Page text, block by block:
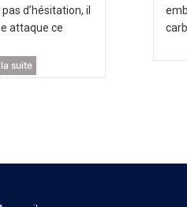
d’hésitation, il
attaque ce
suite